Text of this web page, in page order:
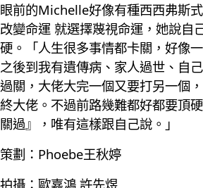
眼前的Michelle好像有種西西弗斯
改變命運 就選擇蔑視命運，她說自
硬。「人生很多事情都卡關，好像
之後到我有遺傳病、家人過世、自
過關，大佬大完一個又要打另一個
終大佬。不過前路幾難都好都要頂
關過』，唯有這樣跟自己說。」
策劃：Phoebe王秋婷
拍攝：歐嘉鴻 許先煜